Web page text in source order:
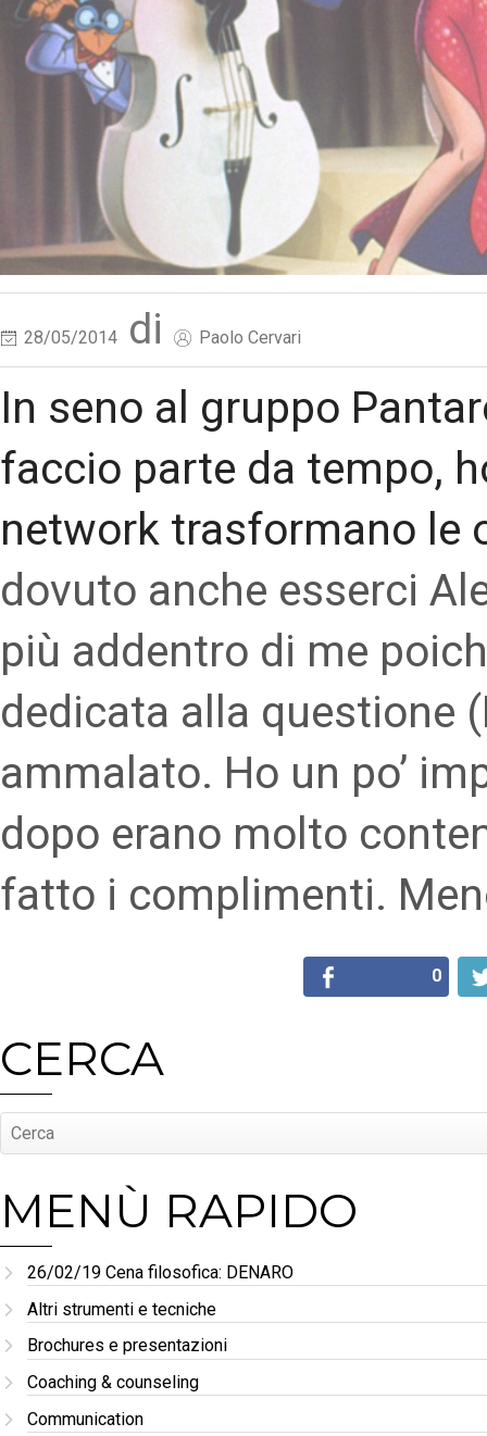
28/05/2014 di Paolo Cervari
In seno al gruppo
faccio parte da tempo,
network trasformano le
dovuto anche esserci
più addentro di me
dedicata alla questione
ammalato. Ho un po’
dopo erano molto
fatto i complimenti.
0
CERCA
MENÙ RAPIDO
26/02/19 Cena filosofica: DENARO
Altri strumenti e tecniche
Brochures e presentazioni
Coaching & counseling
Communication